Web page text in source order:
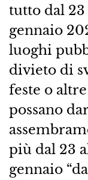
tutto dal 23
gennaio
luoghi
divieto di
feste o
possano
più dal 23
gennaio